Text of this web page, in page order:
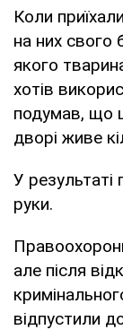
Коли
на них свого
якого
хотів
подумав, що
дворі живе
У результаті
руки.
але після
відпустили